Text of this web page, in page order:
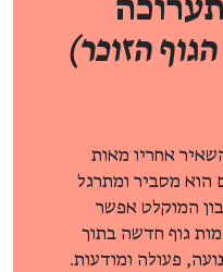
הגוף הזוכר)
(1904 — 1984) השאיר אחריו מאות
הוא מסביר ומתרגל
המוקלט אפשר
גוף חדשה בתוך
פעולה ומודעות.